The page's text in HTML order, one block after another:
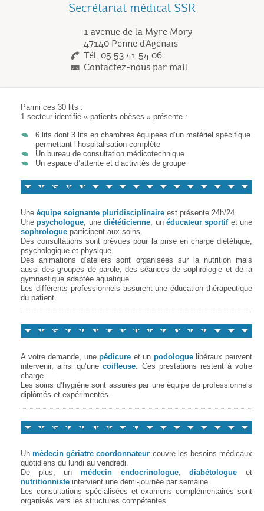
Secrétariat médical SSR
1 avenue de la Myre Mory
47140 Penne d’Agenais
Tél. 05 53 41 54 06
Contactez-nous par mail
Parmi ces 30 lits :
1 secteur identifié « patients obèses » présente :
6 lits dont 3 lits en chambres équipées d’un matériel spécifique
permettant l’hospitalisation complète
Un bureau de consultation médicotechnique
Un espace d’attente et d’activités de groupe
Les Soins
Une équipe soignante pluridisciplinaire est présente 24h/24.
Une psychologue, unediététicienne, un éducateur sportifet une
sophrologue participent aux soins.
Des consultations sont prévues pour la prise en charge diététique,
psychologique et physique.
Des animations d’ateliers sont organisées sur la nutrition mais
aussi des groupes de parole, des séances de sophrologie et de la
gymnastique adaptée aquatique.
Les différents professionnels assurent une éducation thérapeutique
du patient.
Les soins de confort et d'hygiène
A votre demande, unepédicure et un podologuelibéraux peuvent
intervenir, ainsi qu’unecoiffeuse. Ces prestations restent à votre
charge.
Les soins d’hygiène sont assurés par une équipe de professionnels
diplômés et expérimentés.
Les soins médicaux
Unmédecin gériatre coordonnateur couvre les besoins médicaux
quotidiens du lundi au vendredi.
De plus, un médecin endocrinologue, diabétologue et
nutritionniste intervient une demi-journée par semaine.
Les consultations spécialisées et examens complémentaires sont
organisés vers les structures compétentes.